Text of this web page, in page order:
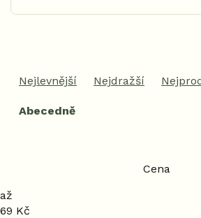
d
Nejlevnější Nejdražší
Abecedně
Cena
69 Kč